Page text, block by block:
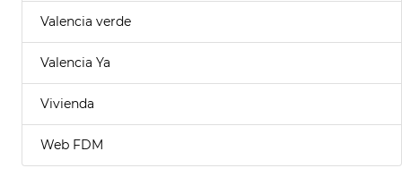
Valencia verde
Valencia Ya
Vivienda
Web FDM